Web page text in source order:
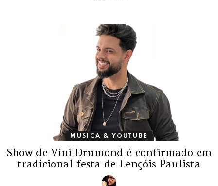
MUSICA & YOUTUBE
Show de Vini Drumond é confirmado em
tradicional festa de Lençóis Paulista